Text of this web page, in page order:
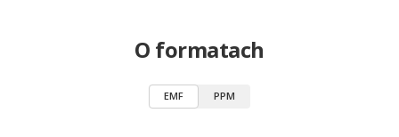
O formatach
EMF PPM